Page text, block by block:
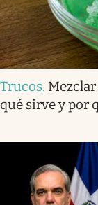
Trucos.
qué sirve y por